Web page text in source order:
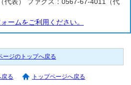
代表） ファクス：0567-67-4011（代
ームをご利用ください。
ージのトップへ戻る
る トップページへ戻る